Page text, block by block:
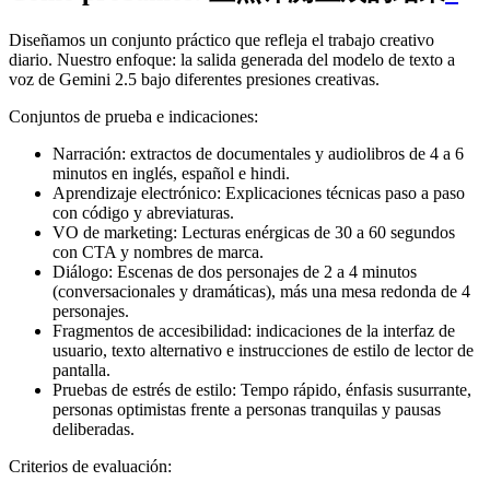
Diseñamos un conjunto práctico que refleja el trabajo creativo
diario. Nuestro enfoque: la salida generada del modelo de texto a
voz de Gemini 2.5 bajo diferentes presiones creativas.
Conjuntos de prueba e indicaciones:
Narración: extractos de documentales y audiolibros de 4 a 6
minutos en inglés, español e hindi.
Aprendizaje electrónico: Explicaciones técnicas paso a paso
con código y abreviaturas.
VO de marketing: Lecturas enérgicas de 30 a 60 segundos
con CTA y nombres de marca.
Diálogo: Escenas de dos personajes de 2 a 4 minutos
(conversacionales y dramáticas), más una mesa redonda de 4
personajes.
Fragmentos de accesibilidad: indicaciones de la interfaz de
usuario, texto alternativo e instrucciones de estilo de lector de
pantalla.
Pruebas de estrés de estilo: Tempo rápido, énfasis susurrante,
personas optimistas frente a personas tranquilas y pausas
deliberadas.
Criterios de evaluación: